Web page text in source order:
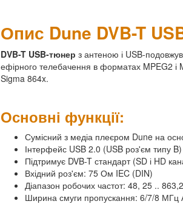
Опис Dune DVB-T
DVB-T USB-тюнер з антеною і USB-
ефірного телебачення в форматах MPEG2 і
Sigma 864x.
Основні функції:
Сумісний з медіа плеєром Dune на
Інтерфейс USB 2.0 (USB роз'єм типу B)
Підтримує DVB-T стандарт (SD і HD
Вхідний роз'єм: 75 Ом IEC (DIN)
Діапазон робочих частот: 48, 25 ..
Ширина смуги пропускання: 6/7/8 МГц